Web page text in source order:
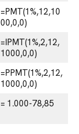
=PMT(1%,12,10
00,0,0)
=IPMT(1%,2,12,
1000,0,0)
=PPMT(1%,2,12,
1000,0,0)
= 1.000-78,85